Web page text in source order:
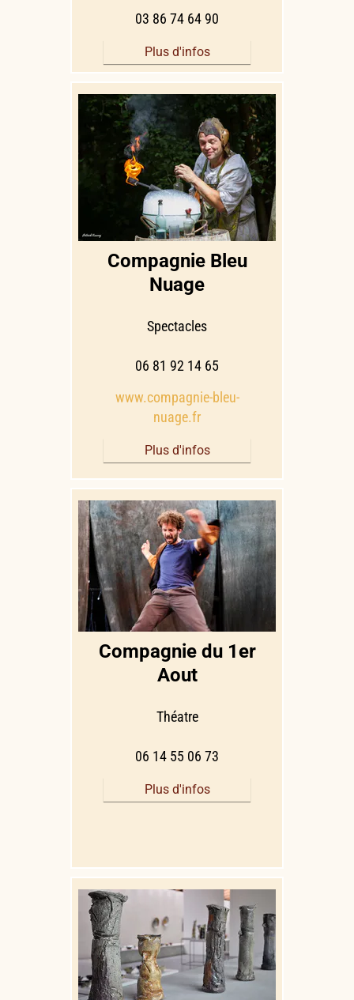
03 86 74 64 90
Plus d'infos
Compagnie Bleu
Nuage
Spectacles
06 81 92 14 65
www.compagnie-bleu-
nuage.fr
Plus d'infos
Compagnie du 1er
Aout
Théatre
06 14 55 06 73
Plus d'infos